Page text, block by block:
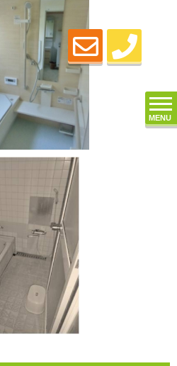
MENU